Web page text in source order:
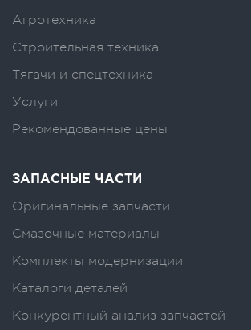
Агротехника
Строительная техника
Тягачи и спецтехника
Услуги
Рекомендованные цены
ЗАПАСНЫЕ ЧАСТИ
Оригинальные запчасти
Смазочные материалы
Комплекты модернизации
Каталоги деталей
Конкурентный анализ запчастей